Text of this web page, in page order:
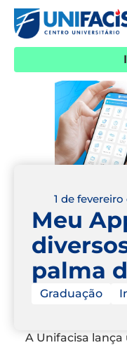
1 de fevereiro
Meu
palma
Graduação
A Unifacisa